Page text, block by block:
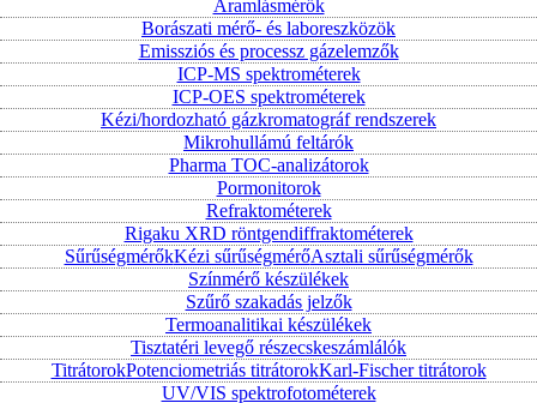
Áramlásmérők
Borászati mérő- és laboreszközök
Emissziós és processz gázelemzők
ICP-MS spektrométerek
ICP-OES spektrométerek
Kézi/hordozható gázkromatográf rendszerek
Mikrohullámú feltárók
Pharma TOC-analizátorok
Pormonitorok
Refraktométerek
Rigaku XRD röntgendiffraktométerek
SűrűségmérőkKézi sűrűségmérőAsztali sűrűségmérők
Színmérő készülékek
Szűrő szakadás jelzők
Termoanalitikai készülékek
Tisztatéri levegő részecskeszámlálók
TitrátorokPotenciometriás titrátorokKarl-Fischer titrátorok
UV/VIS spektrofotométerek